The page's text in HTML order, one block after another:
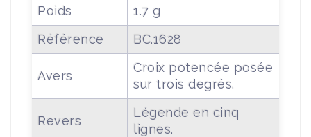
Poids
1.7 g
Référence
BC.1628
Avers
Croix potencée posée
sur trois degrés.
Revers
Légende en cinq
lignes.